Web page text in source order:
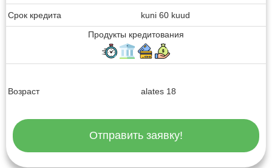
Срок кредита
kuni 60 kuud
Продукты кредитования
Возраст alates 18
Отправить заявку!